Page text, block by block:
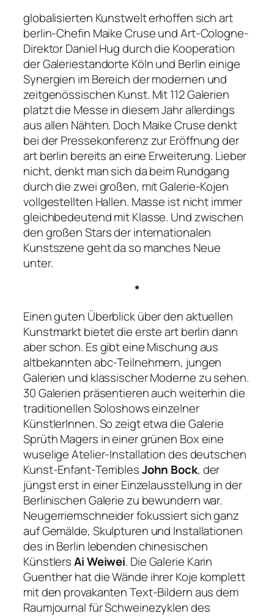
globalisierten Kunstwelt erhoffen sich art
berlin-Chefin Maike Cruse und Art-Cologne-
Direktor Daniel Hug durch die Kooperation
der Galeriestandorte Köln und Berlin einige
Synergien im Bereich der modernen und
zeitgenössischen Kunst. Mit 112 Galerien
platzt die Messe in diesem Jahr allerdings
aus allen Nähten. Doch Maike Cruse denkt
bei der Pressekonferenz zur Eröffnung der
art berlin bereits an eine Erweiterung. Lieber
nicht, denkt man sich da beim Rundgang
durch die zwei großen, mit Galerie-Kojen
vollgestellten Hallen. Masse ist nicht immer
gleichbedeutend mit Klasse. Und zwischen
den großen Stars der internationalen
Kunstszene geht da so manches Neue
unter.
*
Einen guten Überblick über den aktuellen
Kunstmarkt bietet die erste art berlin dann
aber schon. Es gibt eine Mischung aus
altbekannten abc-Teilnehmern, jungen
Galerien und klassischer Moderne zu sehen.
30 Galerien präsentieren auch weiterhin die
traditionellen Soloshows einzelner
KünstlerInnen. So zeigt etwa die Galerie
Sprüth Magers in einer grünen Box eine
wuselige Atelier-Installation des deutschen
Kunst-Enfant-TerriblesJohn Bock, der
jüngst erst in einer Einzelausstellung in der
Berlinischen Galerie zu bewundern war.
Neugerriemschneider fokussiert sich ganz
auf Gemälde, Skulpturen und Installationen
des in Berlin lebenden chinesischen
KünstlersAi Weiwei. Die Galerie Karin
Guenther hat die Wände ihrer Koje komplett
mit den provakanten Text-Bildern aus dem
Raumjournal für Schweinezyklendes